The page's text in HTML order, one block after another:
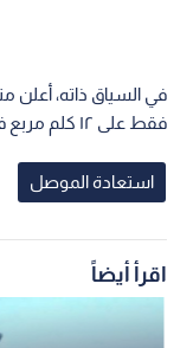
في السياق ذاته،
فقط على ١٢ كلم مربع في الموصل.
استعادة الموصل
اقرأ أيضاً